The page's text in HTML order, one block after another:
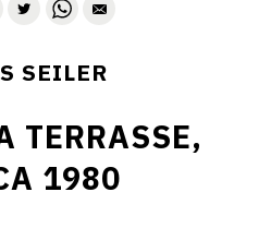
SEILER
TERRASSE,
1980